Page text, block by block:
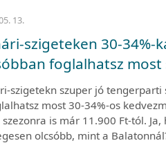
13.
szigeteken 30-34%-
foglalhatsz most
szigetekn szuper jó tengerparti
most 30-34%-os
is már 11.900 Ft-tól. Ja,
olcsóbb, mint a